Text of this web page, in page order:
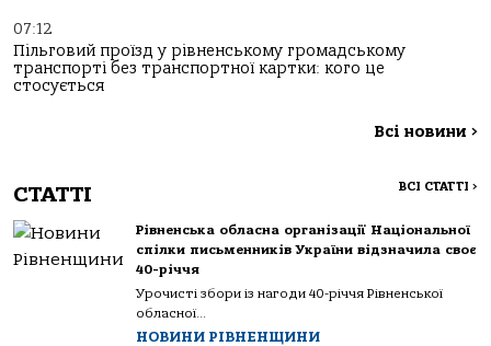
07:12
Пільговий проїзд у рівненському громадському
транспорті без транспортної картки: кого це
стосується
Всі новини >
СТАТТІ ВСІ СТАТТІ >
Рівненська обласна організації Національної
спілки письменників України відзначила своє
40-річчя
Урочисті збори із нагоди 40-річчя Рівненської
обласної...
НОВИНИ РІВНЕНЩИНИ